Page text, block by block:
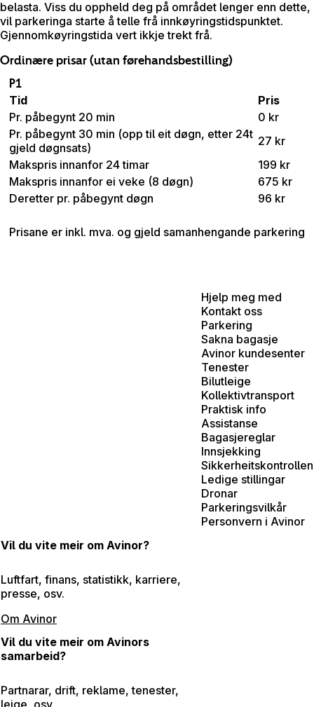
belasta. Viss du oppheld deg på området lenger enn dette,
vil parkeringa starte å telle frå innkøyringstidspunktet.
Gjennomkøyringstida vert ikkje trekt frå.
Ordinære prisar (utan førehandsbestilling)
P1
Tid
Pris
Pr. påbegynt 20 min
0 kr
Pr. påbegynt 30 min (opp til eit døgn, etter 24t
gjeld døgnsats)
27 kr
Makspris innanfor 24 timar
199 kr
Makspris innanfor ei veke (8 døgn)
675 kr
Deretter pr. påbegynt døgn
96 kr
Prisane er inkl. mva. og gjeld samanhengande parkering
Hjelp meg med
Kontakt oss
Parkering
Sakna bagasje
Avinor kundesenter
Tenester
Bilutleige
Kollektivtransport
Praktisk info
Assistanse
Bagasjereglar
Innsjekking
Sikkerheitskontrollen
Ledige stillingar
Dronar
Parkeringsvilkår
Personvern i Avinor
Vil du vite meir om Avinor?
Luftfart, finans, statistikk, karriere,
presse, osv.
Om Avinor
Vil du vite meir om Avinors
samarbeid?
Partnarar, drift, reklame, tenester,